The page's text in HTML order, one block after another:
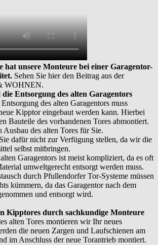
hat unsere Monteure bei einer Garagentor-
Sehen Sie hier den Beitrag aus der
WOHNEN.
Entsorgung des alten Garagentors
des alten Garagentors muss
Kipptor eingebaut werden kann. Hierbei
Bauteile des vorhandenen Tores abmontiert.
Ausbau des alten Tores für Sie.
dafür nicht zur Verfügung stellen, da wir die
selbst mitbringen.
Garagentors ist meist kompliziert, da es oft
umweltgerecht entsorgt werden muss.
durch Pfullendorfer Tor-Systeme müssen
kümmern, da das Garagentor nach dem
und entsorgt wird.
Kipptores durch sachkundige Monteure
alten Tores montieren wir Ihr neues
die neuen Zargen und Laufschienen am
im Anschluss der neue Torantrieb montiert.